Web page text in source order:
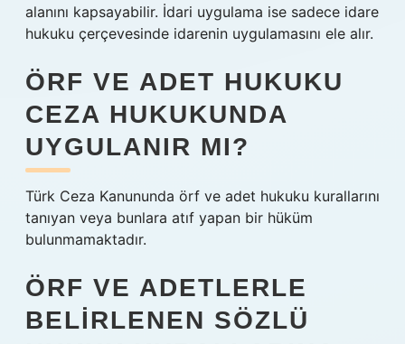
alanını kapsayabilir. İdari uygulama ise sadece idare
hukuku çerçevesinde idarenin uygulamasını ele alır.
ÖRF VE ADET HUKUKU
CEZA HUKUKUNDA
UYGULANIR MI?
Türk Ceza Kanununda örf ve adet hukuku kurallarını
tanıyan veya bunlara atıf yapan bir hüküm
bulunmamaktadır.
ÖRF VE ADETLERLE
BELIRLENEN SÖZLÜ